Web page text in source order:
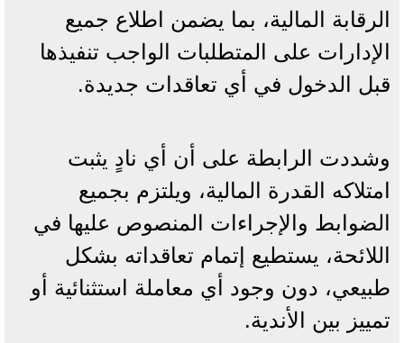
الرقابة المالية، بما يضمن اطلاع جميع
الإدارات على المتطلبات الواجب تنفيذها
قبل الدخول في أي تعاقدات جديدة.
وشددت الرابطة على أن أي نادٍ يثبت
امتلاكه القدرة المالية، ويلتزم بجميع
الضوابط والإجراءات المنصوص عليها في
اللائحة، يستطيع إتمام تعاقداته بشكل
طبيعي، دون وجود أي معاملة استثنائية أو
تمييز بين الأندية.